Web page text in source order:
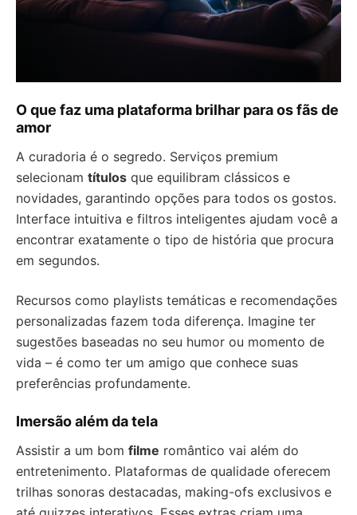
O que faz uma plataforma brilhar para os fãs de
amor
A curadoria é o segredo. Serviços premium
selecionam títulos que equilibram clássicos e
novidades, garantindo opções para todos os gostos.
Interface intuitiva e filtros inteligentes ajudam você a
encontrar exatamente o tipo de história que procura
em segundos.
Recursos como playlists temáticas e recomendações
personalizadas fazem toda diferença. Imagine ter
sugestões baseadas no seu humor ou momento de
vida – é como ter um amigo que conhece suas
preferências profundamente.
Imersão além da tela
Assistir a um bom filme romântico vai além do
entretenimento. Plataformas de qualidade oferecem
trilhas sonoras destacadas, making-ofs exclusivos e